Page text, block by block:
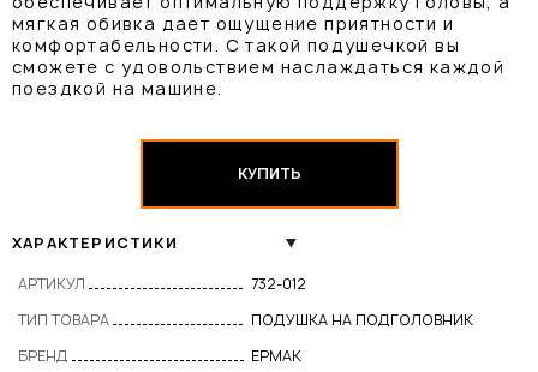
мягкая обивка дает ощущение приятности и
комфортабельности. С такой подушечкой вы
сможете с удовольствием наслаждаться каждой
поездкой на машине.
КУПИТЬ
ХАРАКТЕРИСТИКИ
АРТИКУЛ
732-012
ТИП ТОВАРА
ПОДУШКА НА ПОДГОЛОВНИК
БРЕНД
ЕРМАК